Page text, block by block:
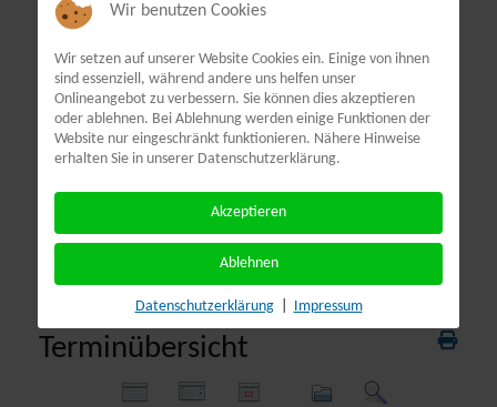
Terminübersicht
Wir benutzen Cookies
Wir setzen auf unserer Website Cookies ein. Einige von ihnen
sind essenziell, während andere uns helfen unser
Onlineangebot zu verbessern. Sie können dies akzeptieren
oder ablehnen. Bei Ablehnung werden einige Funktionen der
Website nur eingeschränkt funktionieren. Nähere Hinweise
erhalten Sie in unserer Datenschutzerklärung.
Akzeptieren
Ablehnen
Datenschutzerklärung Impressum